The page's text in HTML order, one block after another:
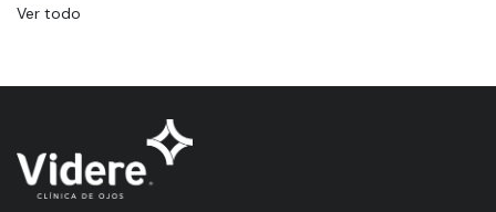
Ver todo